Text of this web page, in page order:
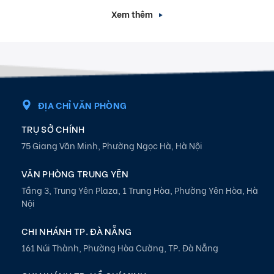
Xem thêm
ĐỊA CHỈ VĂN PHÒNG
TRỤ SỞ CHÍNH
75 Giang Văn Minh, Phường Ngọc Hà, Hà Nội
VĂN PHÒNG TRUNG YÊN
Tầng 3, Trung Yên Plaza, 1 Trung Hòa, Phường Yên Hòa, Hà
Nội
CHI NHÁNH TP. ĐÀ NẴNG
161 Núi Thành, Phường Hòa Cường, TP. Đà Nẵng